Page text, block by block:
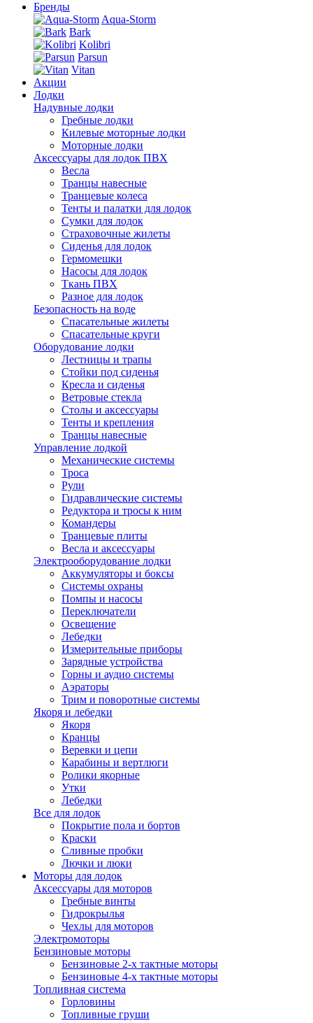
Бренды
Aqua-Storm
Bark
Kolibri
Parsun
Vitan
Акции
Лодки
Надувные лодки
Гребные лодки
Килевые моторные лодки
Моторные лодки
Аксессуары для лодок ПВХ
Весла
Транцы навесные
Транцевые колеса
Тенты и палатки для лодок
Сумки для лодок
Страховочные жилеты
Сиденья для лодок
Гермомешки
Насосы для лодок
Ткань ПВХ
Разное для лодок
Безопасность на воде
Спасательные жилеты
Спасательные круги
Оборудование лодки
Лестницы и трапы
Стойки под сиденья
Кресла и сиденья
Ветровые стекла
Столы и аксессуары
Тенты и крепления
Транцы навесные
Управление лодкой
Механические системы
Троса
Рули
Гидравлические системы
Редуктора и тросы к ним
Командеры
Транцевые плиты
Весла и аксессуары
Электрооборудование лодки
Аккумуляторы и боксы
Системы охраны
Помпы и насосы
Переключатели
Освещение
Лебедки
Измерительные приборы
Зарядные устройства
Горны и аудио системы
Аэраторы
Трим и поворотные системы
Якоря и лебедки
Якоря
Кранцы
Веревки и цепи
Карабины и вертлюги
Ролики якорные
Утки
Лебедки
Все для лодок
Покрытие пола и бортов
Краски
Сливные пробки
Лючки и люки
Моторы для лодок
Аксессуары для моторов
Гребные винты
Гидрокрылья
Чехлы для моторов
Электромоторы
Бензиновые моторы
Бензиновые 2-х тактные моторы
Бензиновые 4-х тактные моторы
Топливная система
Горловины
Топливные груши